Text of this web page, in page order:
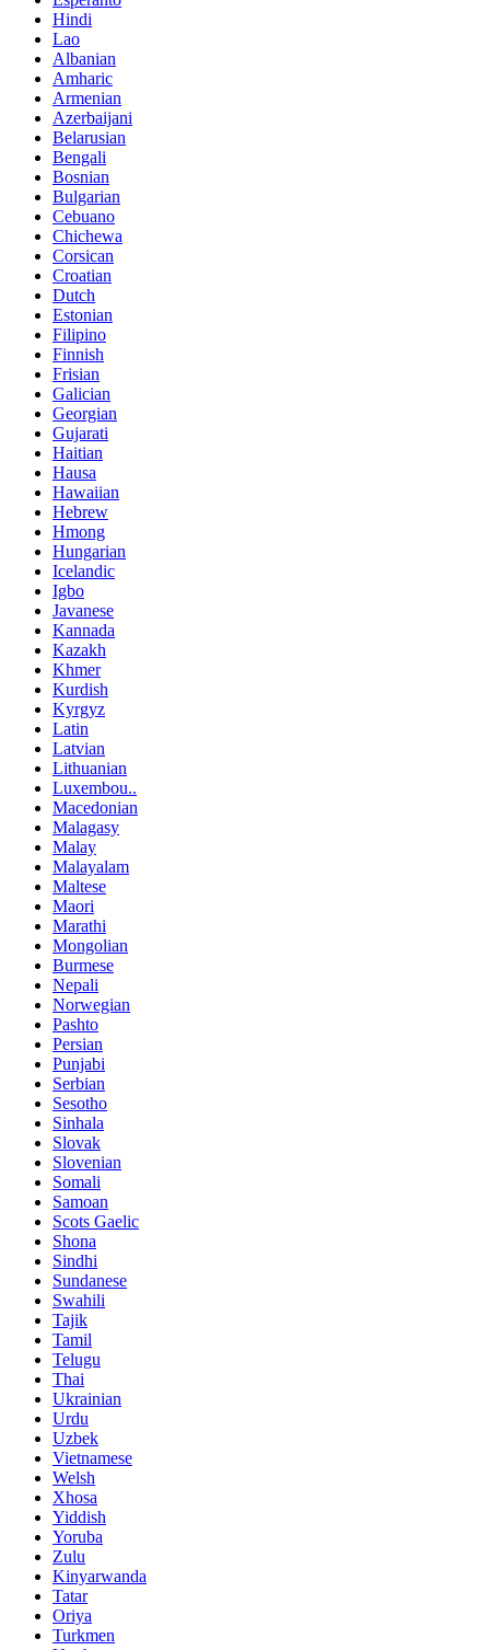
Hindi
Lao
Albanian
Amharic
Armenian
Azerbaijani
Belarusian
Bengali
Bosnian
Bulgarian
Cebuano
Chichewa
Corsican
Croatian
Dutch
Estonian
Filipino
Finnish
Frisian
Galician
Georgian
Gujarati
Haitian
Hausa
Hawaiian
Hebrew
Hmong
Hungarian
Icelandic
Igbo
Javanese
Kannada
Kazakh
Khmer
Kurdish
Kyrgyz
Latin
Latvian
Lithuanian
Luxembou..
Macedonian
Malagasy
Malay
Malayalam
Maltese
Maori
Marathi
Mongolian
Burmese
Nepali
Norwegian
Pashto
Persian
Punjabi
Serbian
Sesotho
Sinhala
Slovak
Slovenian
Somali
Samoan
Scots Gaelic
Shona
Sindhi
Sundanese
Swahili
Tajik
Tamil
Telugu
Thai
Ukrainian
Urdu
Uzbek
Vietnamese
Welsh
Xhosa
Yiddish
Yoruba
Zulu
Kinyarwanda
Tatar
Oriya
Turkmen